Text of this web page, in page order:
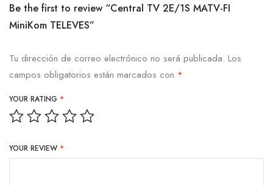
Be the first to review “Central TV 2E/1S MATV-FI
MiniKom TELEVES”
Tu dirección de correo electrónico no será publicada. Los
campos obligatorios están marcados con *
YOUR RATING *
YOUR REVIEW *